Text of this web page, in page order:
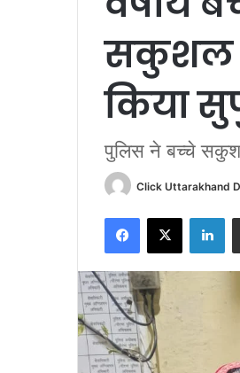
सकुशल
किया
पुलिस ने बच्चे
Click Uttarakhand